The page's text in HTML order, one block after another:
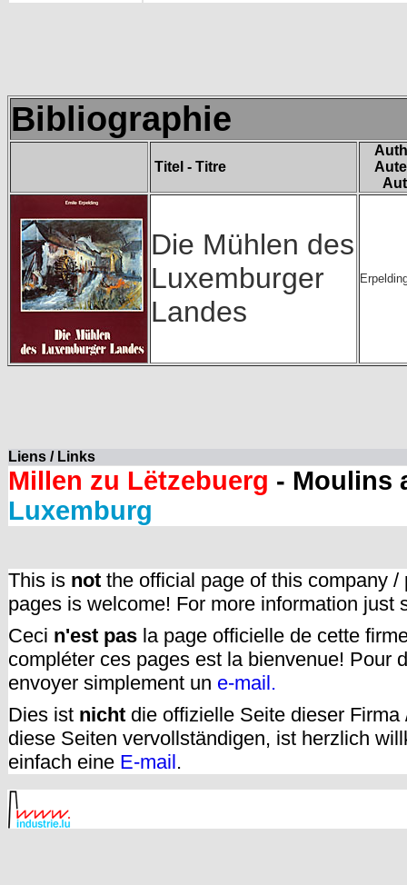
Bibliographie
Titel - Titre
Die Mühlen des
Luxemburger
Landes
Liens / Links
Millen zu Lëtzebuerg - Moulins
Luxemburg
This is not the official page of this company
pages is welcome! For more information just
Ceci n'est pas la page officielle de cette
compléter ces pages est la bienvenue! Pour
envoyer simplement un e-mail.
Dies ist nicht die offizielle Seite dieser
diese Seiten vervollständigen, ist herzlich
einfach eine E-mail .